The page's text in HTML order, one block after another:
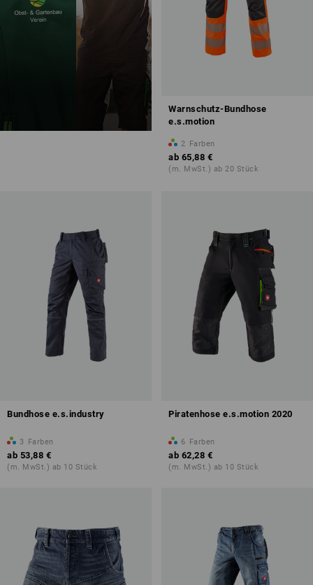
Warnschutz-Bundhose
e.s.motion
2 Farben
ab 65,88 €
(m. MwSt.) ab 20 Stück
Bundhose e.s.industry
3 Farben
ab 53,88 €
(m. MwSt.) ab 10 Stück
Piratenhose e.s.motion 2020
6 Farben
ab 62,28 €
(m. MwSt.) ab 10 Stück